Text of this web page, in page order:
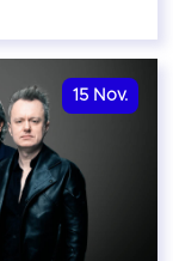
15 Nov.